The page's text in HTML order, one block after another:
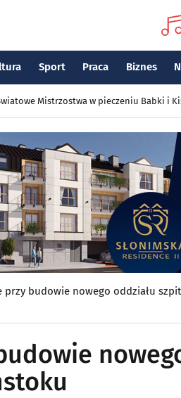
Sport Praca Biznes
Mistrzostwa w pieczeniu Babki i
przy budowie nowego oddziału